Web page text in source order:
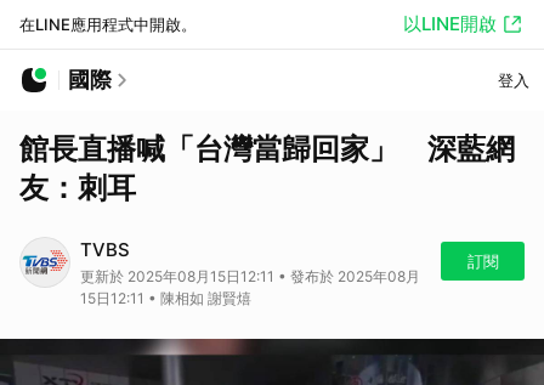
在LINE應用程式中開啟。 以LINE開啟
國際 登入
館長直播喊「台灣當歸回家」 深藍網
友：刺耳
TVBS
更新於 2025年08月15日12:11 • 發布於 2025年08月
15日12:11 • 陳相如 謝賢熺
訂閱